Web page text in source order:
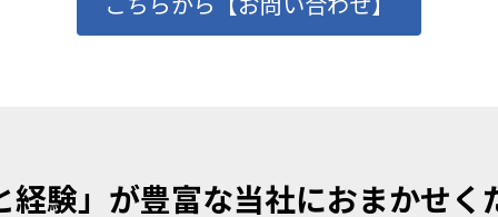
経験」が豊富な当社におまかせく